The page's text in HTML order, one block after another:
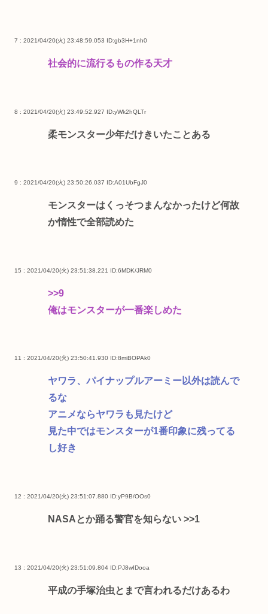
7 : 2021/04/20(火) 23:48:59.053 ID:gb3H+1nh0
社会的に流行るもの作る天才
8 : 2021/04/20(火) 23:49:52.927 ID:yWk2hQLTr
柔モンスター少年だけきいたことある
9 : 2021/04/20(火) 23:50:26.037 ID:A01UbFgJ0
モンスターはくっそつまんなかったけど何故
か惰性で全部読めた
15 : 2021/04/20(火) 23:51:38.221 ID:6MDK/JRM0
>>9
俺はモンスターが一番楽しめた
11 : 2021/04/20(火) 23:50:41.930 ID:8miBOPAk0
ヤワラ、パイナップルアーミー以外は読んで
るな
アニメならヤワラも見たけど
見た中ではモンスターが1番印象に残ってる
し好き
12 : 2021/04/20(火) 23:51:07.880 ID:yP9B/OOs0
NASAとか踊る警官を知らない >>1
13 : 2021/04/20(火) 23:51:09.804 ID:PJ8wIDooa
平成の手塚治虫とまで言われるだけあるわ